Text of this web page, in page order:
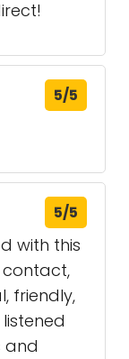
5/5
5/5
with this
contact,
friendly,
and